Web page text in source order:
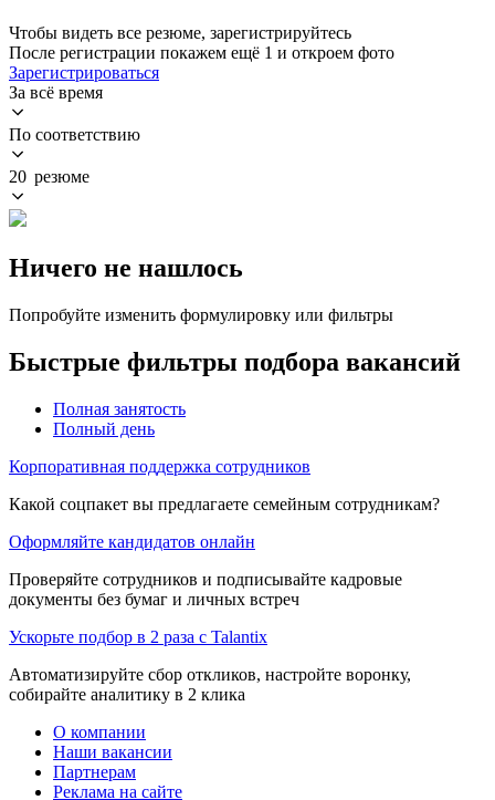
Чтобы видеть все резюме, зарегистрируйтесь
После регистрации покажем ещё 1 и откроем фото
Зарегистрироваться
За всё время
По соответствию
20 резюме
Ничего не нашлось
Попробуйте изменить формулировку или фильтры
Быстрые фильтры подбора вакансий
Полная занятость
Полный день
Корпоративная поддержка сотрудников
Какой соцпакет вы предлагаете семейным сотрудникам?
Оформляйте кандидатов онлайн
Проверяйте сотрудников и подписывайте кадровые
документы без бумаг и личных встреч
Ускорьте подбор в 2 раза с Talantix
Автоматизируйте сбор откликов, настройте воронку,
собирайте аналитику в 2 клика
О компании
Наши вакансии
Партнерам
Реклама на сайте